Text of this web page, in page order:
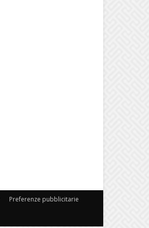
Preferenze pubblicitarie